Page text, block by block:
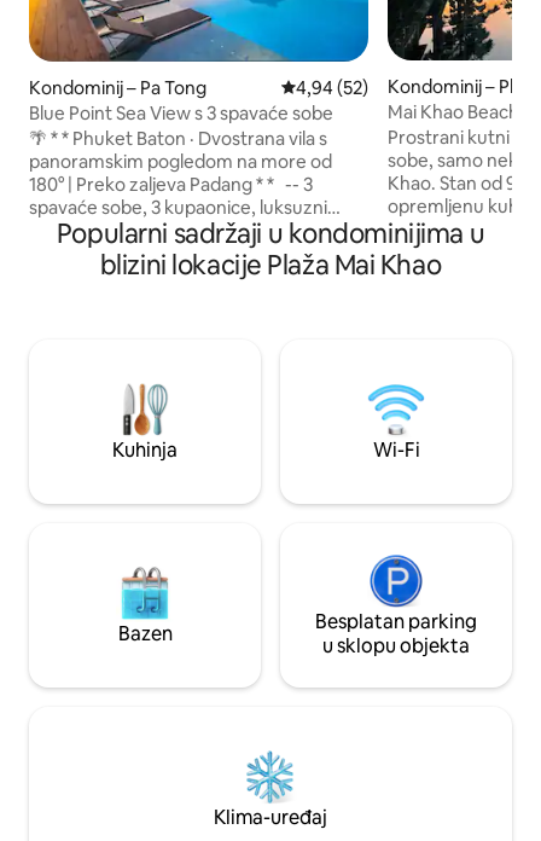
Kondominij – Pa Tong Prosječna ocjena: 4,94/5,
4,94 (52)
Blue Point Sea View s 3 spavaće sobe
🌴 * * Phuket Baton · Dvostrana vila s
panoramskim pogledom na more od
180° | Preko zaljeva Padang * * -- 3
spavaće sobe, 3 kupaonice, luksuzni
dvokatni stan, ravnog tla, 6 osoba, mirno
u gužvi —— ✅ * * Panoramski pogled s
dva kata * *: iz dnevnog boravka i dviju
navečer. ✅ * * Privatni smještaj za
odmor * *: 200 ㎡ dupleks velik stan,
moderan dizajn, glavna spavaća soba s
odvojenom kadom, dnevni boravak s
scene * *: Dnevni boravak ima prozore
pogledom na beskrajno more. # 🗺️ * * *
Odlična lokacija * * 📍 * * 3 minute * *
Vožnja izravno do plaže Padang | * * 5
minuta * * Autobus do trgovačkog
s pogledom na more s visokim
Waves Sleeping * *: prozori od poda do
stropa s pogledom na more od 180°,
ležanje u krevetu i slušanje plime ✨ *
Otvorena kuhinja + dugački stol za
Kondominij –
Mai Khao Beach
bazen, balkon
Prostrani kutni
sobe, samo
Khao. Stan od 98
opremljenu
kupaonice (jedna
s kadom, a druga
boravku), dva
5 minuta do
centra, 25 minuta
Savršeno za
Popularni sadržaji u kondominijima u
blizini lokacije Plaža Mai Khao
Kuhinja Wi-Fi
Bazen
Besplatan parking
u sklopu objekta
Klima-uređaj